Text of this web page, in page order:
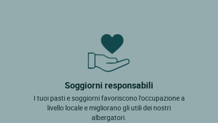
Soggiorni responsabili
I tuoi pasti e soggiorni favoriscono l'occupazione a
livello locale e migliorano gli utili dei nostri
albergatori.